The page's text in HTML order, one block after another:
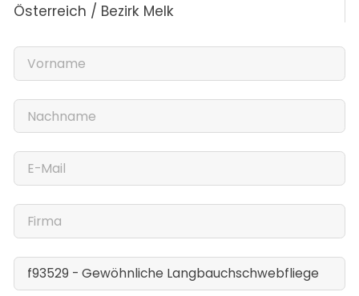
Österreich / Bezirk Melk